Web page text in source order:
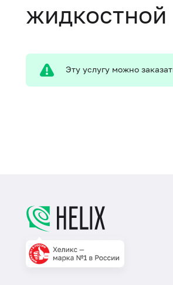
жидкостной
Эту услугу можно